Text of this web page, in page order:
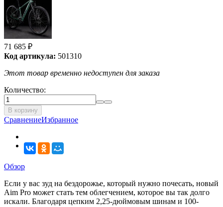
71 685 ₽
Код артикула: 501310
Этот товар временно недоступен для заказа
Количество:
В корзину
СравнениеИзбранное
Обзор
Если у вас зуд на бездорожье, который нужно почесать, новый
Aim Pro может стать тем облегчением, которое вы так долго
искали. Благодаря цепким 2,25-дюймовым шинам и 100-